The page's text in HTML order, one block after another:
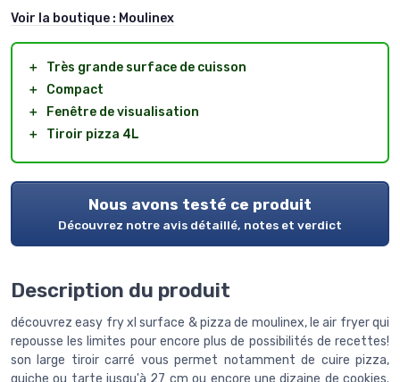
Voir la boutique : Moulinex
＋
Très grande surface de cuisson
＋
Compact
＋
Fenêtre de visualisation
＋
Tiroir pizza 4L
Nous avons testé ce produit
Découvrez notre avis détaillé, notes et verdict
Description du produit
découvrez easy fry xl surface & pizza de moulinex, le air fryer qui
repousse les limites pour encore plus de possibilités de recettes!
son large tiroir carré vous permet notamment de cuire pizza,